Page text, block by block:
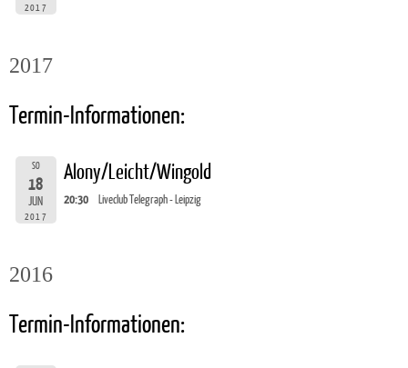
2017
2017
Termin-Informationen:
SO
18
JUN
2017
Alony/Leicht/Wingold
20:30 Liveclub Telegraph - Leipzig
2016
Termin-Informationen: